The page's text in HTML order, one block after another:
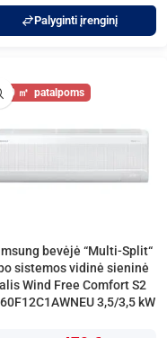
Palyginti įrenginį
40
bevėjė “Multi-Split“
sistemos vidinė sieninė
Wind Free Comfort S2
3,5/3,5 kW